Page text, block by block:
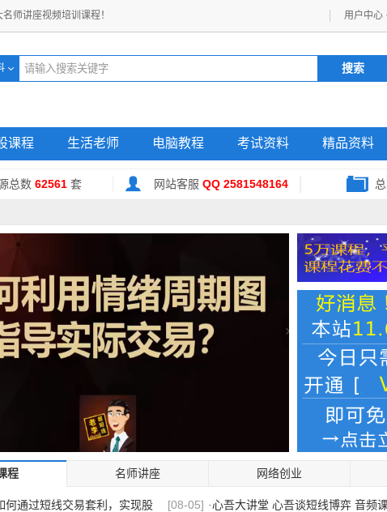
师讲座视频培训课程！ 用户中心
课程 生活老师 电脑教程 考试资料 精品资料
总数 62561套 网站客服 QQ 2581548164
程 名师讲座 网络创业
[08-05]
何通过短线交易套利，实现股
·心吾大讲堂 心吾谈短线博弈 音频